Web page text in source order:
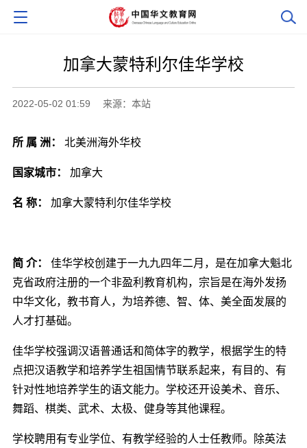
加拿大蒙特利尔佳华学校
2022-05-02 01:59 来源：本站
所 属 洲： 北美洲海外华校
国家城市： 加拿大
名 称： 加拿大蒙特利尔佳华学校
简 介：
佳华学校创建于一九九四年二月，是在加拿大魁北
克省政府注册的一个非盈利教育机构，宗旨是在海外发扬
中华文化，教书育人，为培养德、智、体、美全面发展的
人才打基础。
佳华学校强调汉语普通话和简体字的教学，根据学生的特
点把汉语教学和培养学生祖国情节联系起来，有目的、有
针对性地培养学生的语文能力。学校还开设美术、音乐、
舞蹈、棋类、武术、太极、健身等其他课程。
学校聘用有专业学位、有教学经验的人士任教师。除英法